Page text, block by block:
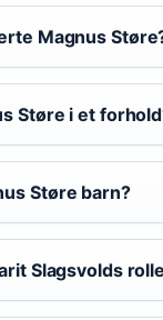
Magnus
Støre i et
Støre barn?
Slagsvolds